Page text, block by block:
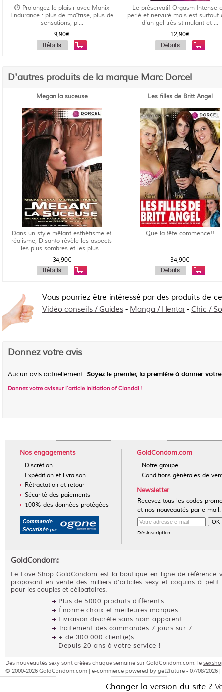
⏱️ Prolongez le plaisir avec Manix
Endurance : plus de maîtrise, plus de
sensations, pl...
9,90€
Le préservatif Orgasm Intense
perlé et nervuré mais est surtout
d'un gel très stimulant et ...
12,90€
D'autres produits de la marque Marc Dorcel
Megan la suceuse
Dans un style mêlant esthétisme et
réalisme, Disanto révèle les aspects
les plus sombres et les plus...
34,90€
Les filles de Britt Angel
Que la fête commence!!
34,90€
Vous pourriez être intéressé par des produits de
Vidéo conseils / Guides - Manga / Hentaï - Chic /
Donnez votre avis
Aucun avis actuellement. Soyez le premier, la première à donner
Donnez votre avis sur l'article Initiation of Clanddi !
Nos engagements
Discrétion
Expédition et livraison
Rétractation et retour
Sécurité des paiements
100% des données protégées
GoldCondom.com
Notre groupe
Conditions générales de
Newsletter
Recevez tous les codes
et nos nouveautés par e-mail:
Désinscription
GoldCondom:
Le Love Shop GoldCondom est la boutique en ligne de référence
proposant en vente des milliers d'artciles sexy et coquins à petit
pour les couples et célibataires.
Plus de 5000 produits différents
Énorme choix et meilleures marques
Livraison discrète sans nom apparent
Traitement des commandes 7 jours sur 7
+ de 300.000 client(e)s
Depuis 20 ans à votre service !
Des nouveautés sexy sont créées chaque semaine sur GoldCondom.com, le
© 2000-2026 GoldCondom.com | e-commerce powered by get2future - 07/08/2026 |
Changer la version du site ?